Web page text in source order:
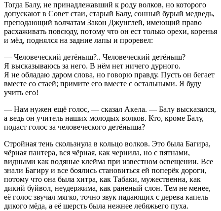
Тогда Балу, не принадлежавший к роду волков, но которого
допускают в Совет стаи, старый Балу, сонный бурый медведь,
преподающий волчатам Закон Джунглей, имеющий право
расхаживать повсюду, потому что он ест только орехи, коренья
и мёд, поднялся на задние лапы и проревел:
— Человеческий детёныш?.. Человеческий детёныш?
Я высказываюсь за него. В нём нет ничего дурного.
Я не обладаю даром слова, но говорю правду. Пусть он бегает
вместе со стаей; примите его вместе с остальными. Я буду
учить его!
— Нам нужен ещё голос, — сказал Акела. — Балу высказался,
а ведь он учитель наших молодых волков. Кто, кроме Балу,
подаст голос за человеческого детёныша?
Стройная тень скользнула в кольцо волков. Это была Багира,
чёрная пантера, вся чёрная, как чернила, но с пятнами,
видными как водяные клейма при известном освещении. Все
знали Багиру и все боялись становиться ей поперёк дороги,
потому что она была хитра, как Табаки, мужественна, как
дикий буйвол, неудержима, как раненый слон. Тем не менее,
её голос звучал мягко, точно звук падающих с дерева капель
дикого мёда, а её шерсть была нежнее лебяжьего пуха.